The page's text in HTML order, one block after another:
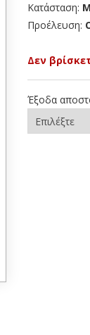
Κατάσταση:
Προέλευση:
Δεν
Έξοδα